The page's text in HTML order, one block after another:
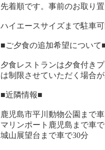
先着順です。事前のお取り置
ハイエースサイズまで駐車可
■ご夕食の追加希望について
夕食レストランは夕食付き
は制限させていただく場合
■近隣情報■
鹿児島市平川動物公園まで
マリンポート鹿児島まで車で
城山展望台まで車で30分